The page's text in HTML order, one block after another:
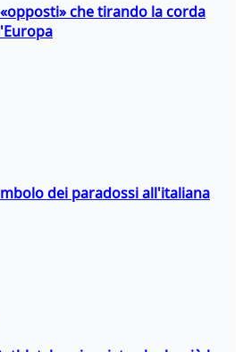
che tirando la corda
dei paradossi all'italiana